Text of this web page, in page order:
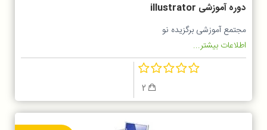
دوره آموزشی illustrator
مجتمع آموزشی برگزیده نو
اطلاعات بیشتر...